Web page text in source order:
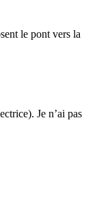
le pont vers la
Je n’ai pas